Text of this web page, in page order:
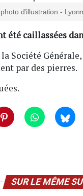
photo d'illustration -
été caillassées
la Société
par des pierres.
SUR LE MÊME